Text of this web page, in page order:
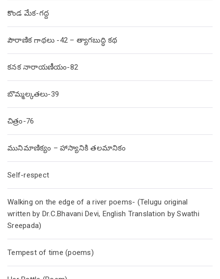
కొండ మేక-గద్ద
పౌరాణిక గాథలు -42 – త్యాగబుద్ధి కథ
కనక నారాయణీయం-82
బొమ్మల్కతలు-39
చిత్రం-76
మునిమాణిక్యం – హాస్యానికి తలమానికం
Self-respect
Walking on the edge of a river poems- (Telugu original
written by Dr.C.Bhavani Devi, English Translation by Swathi
Sreepada)
Tempest of time (poems)